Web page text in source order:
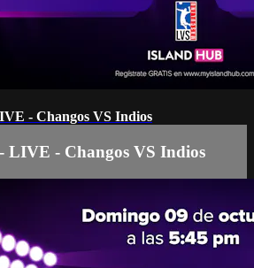
- Changos VS Indios
LIVE - Changos VS Indios